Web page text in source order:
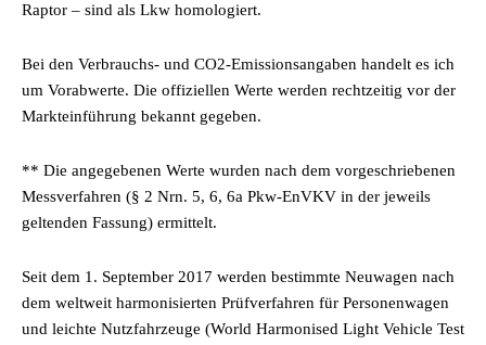
Raptor – sind als Lkw homologiert.
Bei den Verbrauchs- und CO2-Emissionsangaben handelt es ich
um Vorabwerte. Die offiziellen Werte werden rechtzeitig vor der
Markteinführung bekannt gegeben.
** Die angegebenen Werte wurden nach dem vorgeschriebenen
Messverfahren (§ 2 Nrn. 5, 6, 6a Pkw-EnVKV in der jeweils
geltenden Fassung) ermittelt.
Seit dem 1. September 2017 werden bestimmte Neuwagen nach
dem weltweit harmonisierten Prüfverfahren für Personenwagen
und leichte Nutzfahrzeuge (World Harmonised Light Vehicle Test